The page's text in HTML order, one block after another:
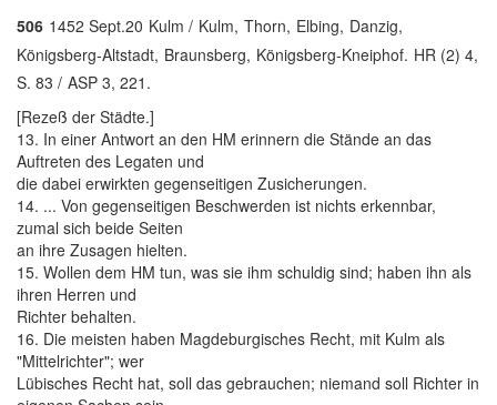
506 1452 Sept.20 Kulm / Kulm, Thorn, Elbing, Danzig,
Königsberg-Altstadt, Braunsberg, Königsberg-Kneiphof. HR (2) 4,
S. 83 / ASP 3, 221.
[Rezeß der Städte.]
13. In einer Antwort an den HM erinnern die Stände an das
Auftreten des Legaten und
die dabei erwirkten gegenseitigen Zusicherungen.
14. ... Von gegenseitigen Beschwerden ist nichts erkennbar,
zumal sich beide Seiten
an ihre Zusagen hielten.
15. Wollen dem HM tun, was sie ihm schuldig sind; haben ihn als
ihren Herren und
Richter behalten.
16. Die meisten haben Magdeburgisches Recht, mit Kulm als
"Mittelrichter"; wer
Lübisches Recht hat, soll das gebrauchen; niemand soll Richter in